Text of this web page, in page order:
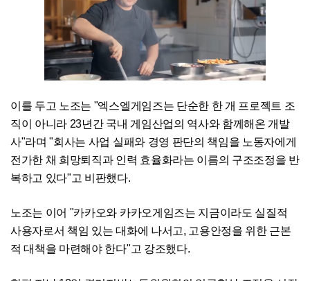
이를 두고 노조는 "엑스엘게임즈는 단순한 한 개 프로젝트 조
직이 아니라 23년간 국내 게임산업의 역사와 함께해온 개발
사"라며 "회사는 사업 실패와 경영 판단의 책임을 노동자에게
전가한 채 희망퇴직과 인력 효율화라는 이름의 구조조정을 반
복하고 있다"고 비판했다.
노조는 이어 "카카오와 카카오게임즈는 지금이라도 실질적
사용자로서 책임 있는 대화에 나서고, 고용안정을 위한 근본
적 대책을 마련해야 한다"고 강조했다.